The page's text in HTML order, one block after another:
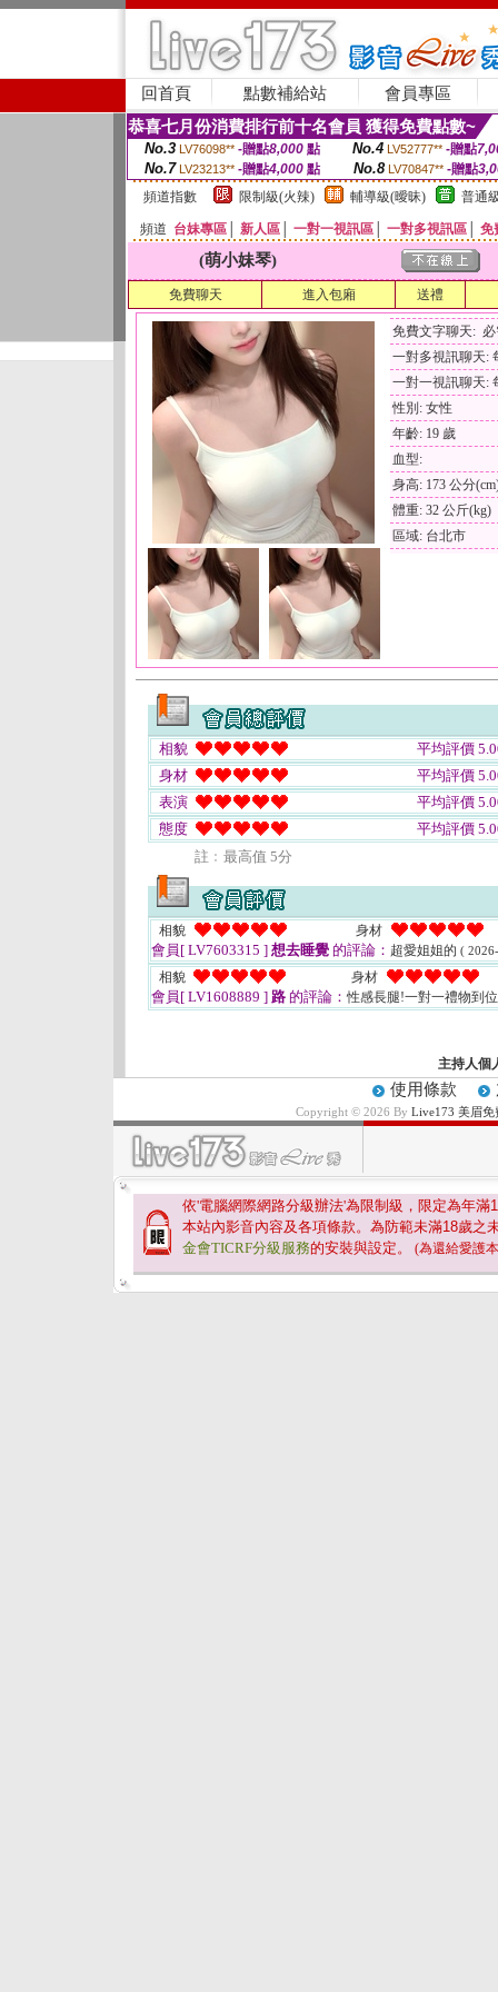
回首頁 點數補給站 會員專區
恭喜七月份消費排行前十名會員 獲得免費點數~
No.3 LV76098** -贈點8,000點 No.4 LV52777** -贈點
No.7 LV23213** -贈點4,000 點 No.8 LV70847** -贈點
頻道指數
限制級(火辣) 輔導級(曖昧) 普通
頻道 台妹專區 新人區 一對一視訊區 一對多視訊區 免
(萌小妹琴)
免費聊天 進入包廂 送禮
免費文字聊天:
一對多視訊聊天:
一對一視訊聊天:
性別: 女性
年齡: 19 歲
血型:
身高: 173 公分
體重: 32 公斤(kg)
區域: 台北市
相貌
平均評價
身材
平均評價
表演
平均評價
態度
平均評價
註﹕最高值 5分
相貌 身材
會員[ LV7603315 ] 想去睡覺 的評論： 超愛姐姐的 (
相貌 身材
會員[ LV1608889 ] 路 的評論：性感長腿!一對一禮物到
主持人個
使用條款
Copyright © 2026 By Live173 美眉
依'電腦網際網路分級辦法'為限制級，限定為年滿
本站內影音內容及各項條款。為防範未滿18歲之
金會TICRF分級服務的安裝與設定。 (為還給愛護